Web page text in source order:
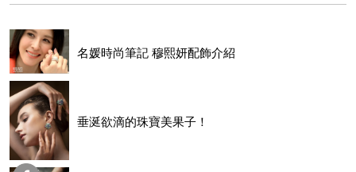
名媛時尚筆記 穆熙妍配飾介紹
垂涎欲滴的珠寶美果子！